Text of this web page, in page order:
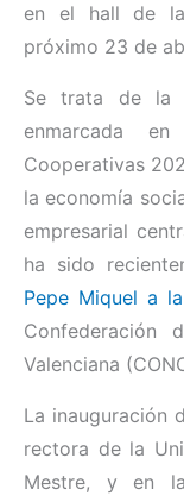
en el hall de
próximo 23 de
Se trata de la
enmarcada
Cooperativas
la economía
empresarial
ha sido
Pepe Miquel a
Confederación
Valenciana
La inauguración
rectora de la
Mestre, y en